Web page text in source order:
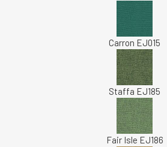
Carron EJ015
Staffa EJ185
Fair Isle EJ186